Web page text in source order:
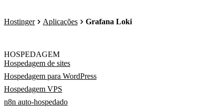
Hostinger Aplicações Grafana Loki
HOSPEDAGEM
Hospedagem de sites
Hospedagem para WordPress
Hospedagem VPS
n8n auto-hospedado